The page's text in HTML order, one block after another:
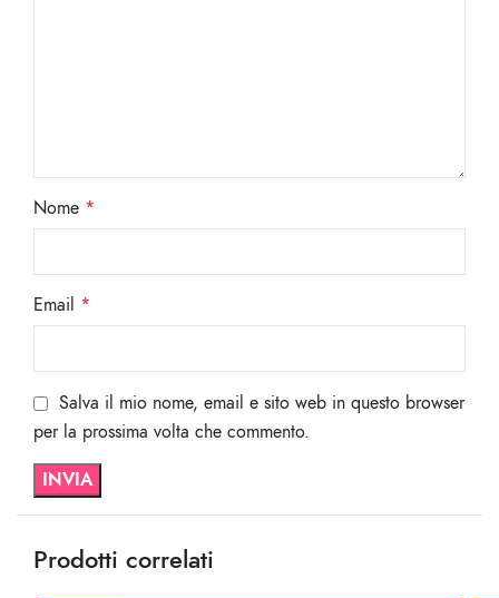
Nome *
Email *
Salva il mio nome, email e sito web in questo browser
per la prossima volta che commento.
Prodotti correlati